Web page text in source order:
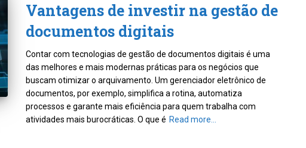
Vantagens de investir na gestão de
documentos digitais
Contar com tecnologias de gestão de documentos digitais é uma
das melhores e mais modernas práticas para os negócios que
buscam otimizar o arquivamento. Um gerenciador eletrônico de
documentos, por exemplo, simplifica a rotina, automatiza
processos e garante mais eficiência para quem trabalha com
atividades mais burocráticas. O que é Read more…